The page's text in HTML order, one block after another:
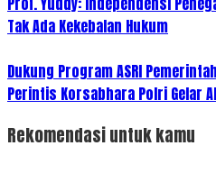
Tak Ada Kekebalan Hukum
Dukung Program ASRI
Perintis Korsabhara Polri Gelar
Rekomendasi untuk kamu